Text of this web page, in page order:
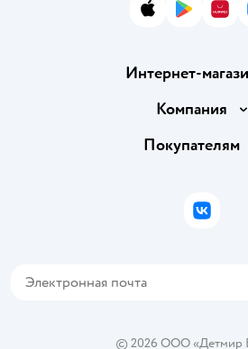
App StoreGoogle
Интернет-
Доставка и оплата
Правила продажи
Политика использования
Компания
Вакансии
Покупателям
Бонусные карты
© 2026 ООО «Детмир